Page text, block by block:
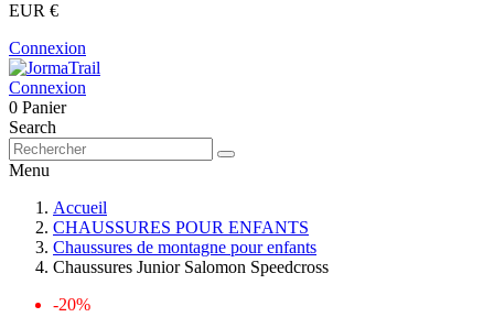
EUR €
Connexion
Connexion
0 Panier
Search
Menu
Accueil
CHAUSSURES POUR ENFANTS
Chaussures de montagne pour enfants
Chaussures Junior Salomon Speedcross
-20%